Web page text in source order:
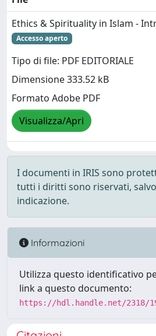
Ethics & Spirituality in Islam -
Accesso aperto
Tipo di file: PDF EDITORIALE
Dimensione 333.52 kB
Formato Adobe PDF
Visualizza/Apri
I documenti in IRIS sono
tutti i diritti sono riservati,
indicazione.
Informazioni
Utilizza questo identificativo
link a questo documento:
https://hdl.handle.net/2318/